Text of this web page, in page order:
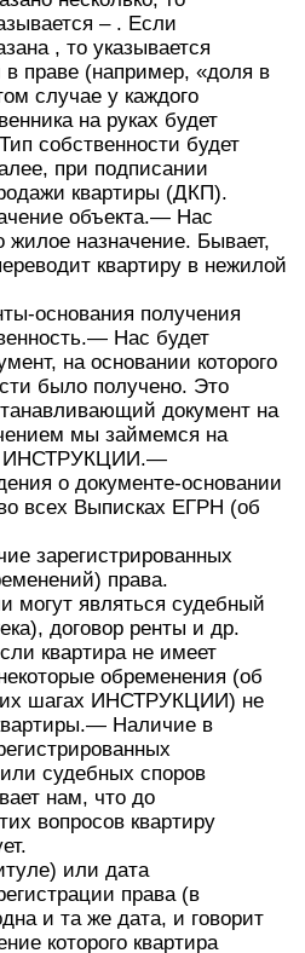
– . Если
, то указывается
в праве (например, «доля в
случае у каждого
на руках будет
собственности будет
при подписании
квартиры (ДКП).
объекта.— Нас
жилое назначение. Бывает,
квартиру в нежилой
основания получения
Нас будет
на основании которого
было получено. Это
документ на
мы займемся на
ИНСТРУКЦИИ.—
о документе-основании
всех Выписках ЕГРН (об
зарегистрированных
права.
являться судебный
договор ренты и др.
квартира не имеет
обременения (об
шагах ИНСТРУКЦИИ) не
Наличие в
судебных споров
нам, что до
вопросов квартиру
или дата
права (в
и та же дата, и говорит
которого квартира